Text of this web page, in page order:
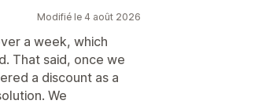
Modifié le 4 août 2026
a week, which
That said, once we
a discount as a
We